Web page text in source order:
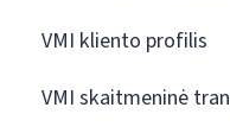
VMI kliento profilis
VMI skaitmeninė